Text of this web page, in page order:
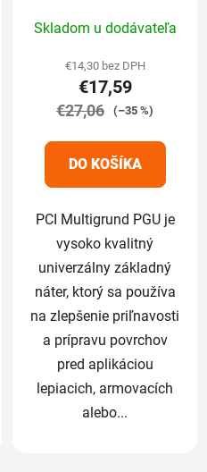
hodnotenie
produktu
je
5,0
5
hviezdičiek.
Skladom u dodávateľa
€14,30 bez DPH
€17,59
€27,06 (–35 %)
DO KOŠÍKA
PCI Multigrund PGU je
vysoko kvalitný
univerzálny základný
náter, ktorý sa používa
na zlepšenie priľnavosti
a prípravu povrchov
pred aplikáciou
lepiacich, armovacích
alebo...